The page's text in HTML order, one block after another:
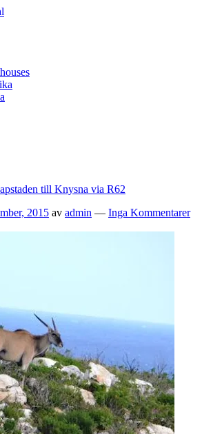
till Knysna via R62
2015 av admin — Inga Kommentarer